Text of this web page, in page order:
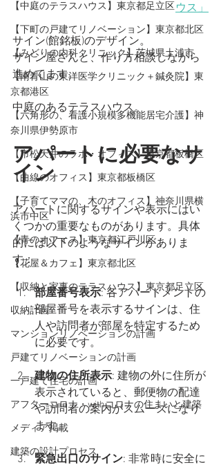
【中庭のテラスハウス】東京都足立区
【下町の戸建てリノベーション】東京都北区
【みどりの内科クリニック】茨城県土浦市
【​南青山の東洋医学クリニック＋鍼灸院】東
京都港区
【六角形の、看護小規模多機能居宅介護】神
奈川県伊勢原市
【市松天井のラボ・オフィス】東京都板橋区
【曲線のオフィス】東京都板橋区
【子育てママの、木のオフィス】神奈川県横
浜市中区
【青のオフィス】東京都江戸川区
【花屋＆カフェ】東京都北区
【収納と家事のテラスハウス】東京都足立区
収納計画
マンションリノベーションの計画
戸建てリノベーションの計画
一戸建て住宅の計画
アフターコロナ・withコロナの住まいと建築
メディア掲載
建築の設計プロセス
ウス」
サイン(館銘板)のデザイン。
サイン屋さんと、作り方相談しながら
進めてます。
中庭のあるテラスハウス。
アパートに必要なサ
イン
アパートに関するサインや表示にはい
くつかの重要なものがあります。具体
的には以下のようなサインがありま
す：
部屋番号表示: 各アパートメントの
部屋番号を表示するサインは、住
人や訪問者が部屋を特定するため
に必要です。
建物の住所表示: 建物の外に住所が
表示されていると、郵便物の配達
や訪問者の案内がスムーズになり
ます。
緊急出口のサイン: 非常時に安全に